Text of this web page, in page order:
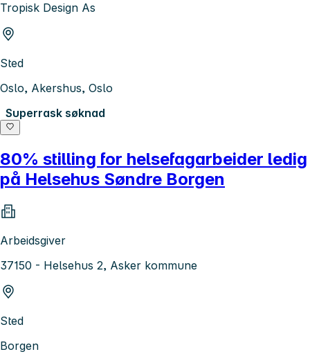
Tropisk Design As
Sted
Oslo, Akershus, Oslo
Superrask søknad
80% stilling for helsefagarbeider ledig
på Helsehus Søndre Borgen
Arbeidsgiver
37150 - Helsehus 2, Asker kommune
Sted
Borgen